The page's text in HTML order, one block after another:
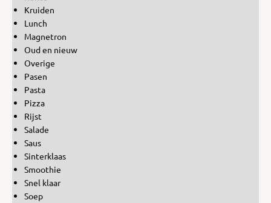
Kruiden
Lunch
Magnetron
Oud en nieuw
Overige
Pasen
Pasta
Pizza
Rijst
Salade
Saus
Sinterklaas
Smoothie
Snel klaar
Soep